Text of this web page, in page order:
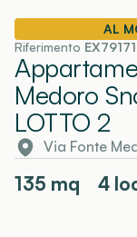
AL
Riferimento
Medoro
LOTTO 2
Via Fonte
135 mq
4